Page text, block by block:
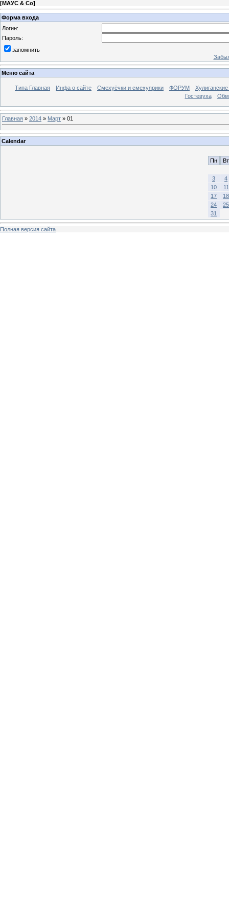
[МАУС & Со]
Форма входа
Логин:
Пароль:
запомнить
Меню сайта
Типа Главная Инфа о сайте Смехуёчки и смехуярики ФОРУМ
Гостевуха
Главная » 2014 » Март » 01
Calendar
Пн Вт
3
4
10
11
17
18
24
25
31
Полная версия сайта